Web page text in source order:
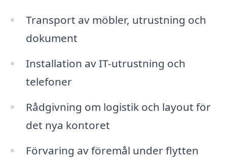
Transport av möbler, utrustning och
dokument
Installation av IT-utrustning och
telefoner
Rådgivning om logistik och layout för
det nya kontoret
Förvaring av föremål under flytten